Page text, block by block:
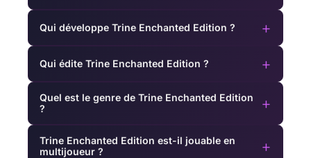
Qui développe Trine Enchanted Edition ? +
Qui édite Trine Enchanted Edition ? +
Quel est le genre de Trine Enchanted Edition
?
+
Trine Enchanted Edition est-il jouable en
multijoueur ?
+